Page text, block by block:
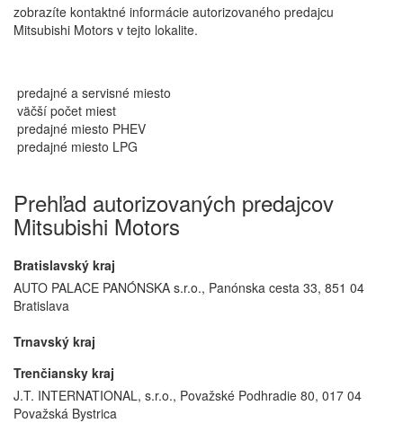
zobrazíte kontaktné informácie autorizovaného predajcu
Mitsubishi Motors v tejto lokalite.
predajné a servisné miesto
väčší počet miest
predajné miesto PHEV
predajné miesto LPG
Prehľad autorizovaných predajcov
Mitsubishi Motors
Bratislavský kraj
AUTO PALACE PANÓNSKA s.r.o., Panónska cesta 33, 851 04
Bratislava
Trnavský kraj
Trenčiansky kraj
J.T. INTERNATIONAL, s.r.o., Považské Podhradie 80, 017 04
Považská Bystrica